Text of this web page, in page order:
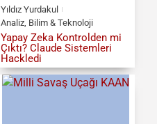
Yıldız Yurdakul
Analiz, Bilim & Teknoloji
Yapay Zeka Kontrolden mi
Çıktı? Claude Sistemleri
Hackledi